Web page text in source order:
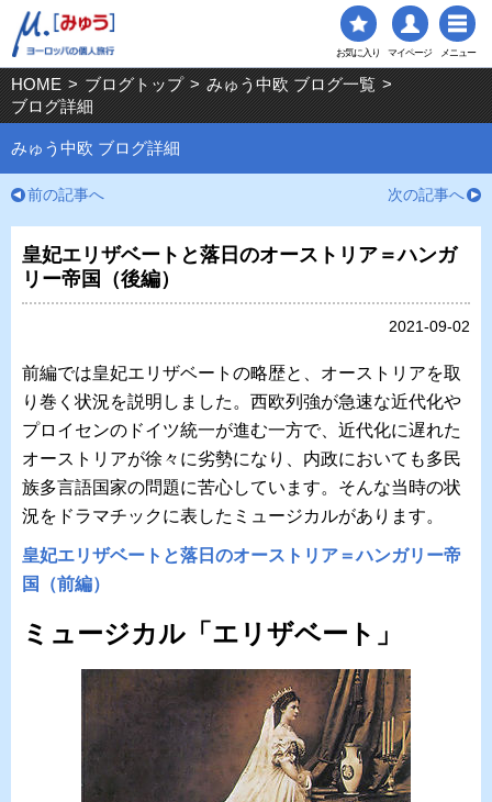
お気に入り マイページ メニュー
HOME > ブログトップ > みゅう中欧 ブログ一覧 >
ブログ詳細
みゅう中欧 ブログ詳細
前の記事へ 次の記事へ
皇妃エリザベートと落日のオーストリア＝ハンガ
リー帝国（後編）
2021-09-02
前編では皇妃エリザベートの略歴と、オーストリアを取
り巻く状況を説明しました。西欧列強が急速な近代化や
プロイセンのドイツ統一が進む一方で、近代化に遅れた
オーストリアが徐々に劣勢になり、内政においても多民
族多言語国家の問題に苦心しています。そんな当時の状
況をドラマチックに表したミュージカルがあります。
皇妃エリザベートと落日のオーストリア＝ハンガリー帝
国（前編）
ミュージカル「エリザベート」